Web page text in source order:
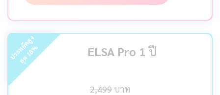
ป
ร
ะ
ห
ยั
ด
สู
ง
สุ
ด
18
% ELSA Pro 1 ปี
2,499 บาท